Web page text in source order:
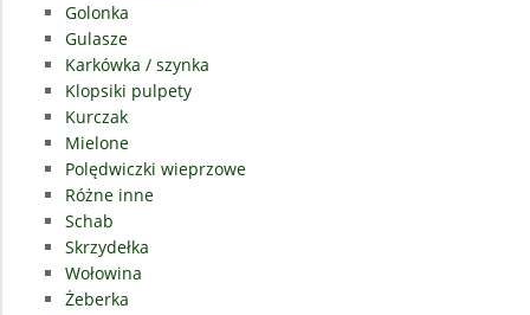
Golonka
Gulasze
Karkówka / szynka
Klopsiki pulpety
Kurczak
Mielone
Polędwiczki wieprzowe
Różne inne
Schab
Skrzydełka
Wołowina
Żeberka